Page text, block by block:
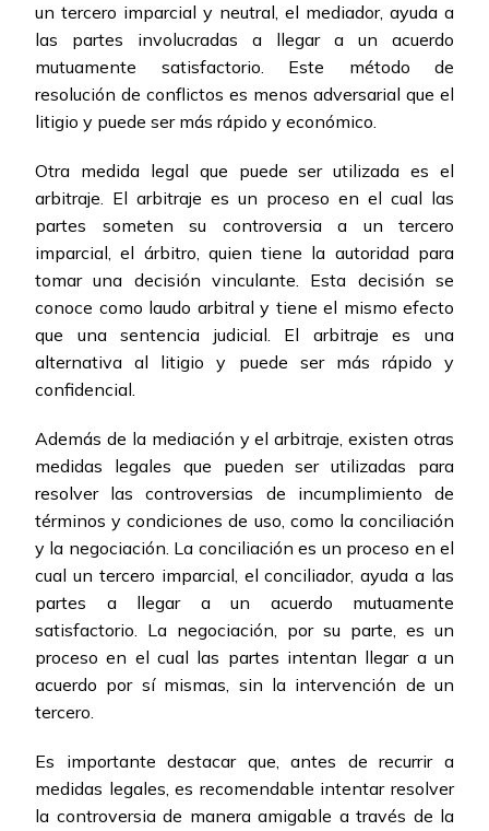
un tercero imparcial y neutral, el mediador, ayuda a
las partes involucradas a llegar a un acuerdo
mutuamente satisfactorio. Este método de
resolución de conflictos es menos adversarial que el
litigio y puede ser más rápido y económico.
Otra medida legal que puede ser utilizada es el
arbitraje. El arbitraje es un proceso en el cual las
partes someten su controversia a un tercero
imparcial, el árbitro, quien tiene la autoridad para
tomar una decisión vinculante. Esta decisión se
conoce como laudo arbitral y tiene el mismo efecto
que una sentencia judicial. El arbitraje es una
alternativa al litigio y puede ser más rápido y
confidencial.
Además de la mediación y el arbitraje, existen otras
medidas legales que pueden ser utilizadas para
resolver las controversias de incumplimiento de
términos y condiciones de uso, como la conciliación
y la negociación. La conciliación es un proceso en el
cual un tercero imparcial, el conciliador, ayuda a las
partes a llegar a un acuerdo mutuamente
satisfactorio. La negociación, por su parte, es un
proceso en el cual las partes intentan llegar a un
acuerdo por sí mismas, sin la intervención de un
tercero.
Es importante destacar que, antes de recurrir a
medidas legales, es recomendable intentar resolver
la controversia de manera amigable a través de la